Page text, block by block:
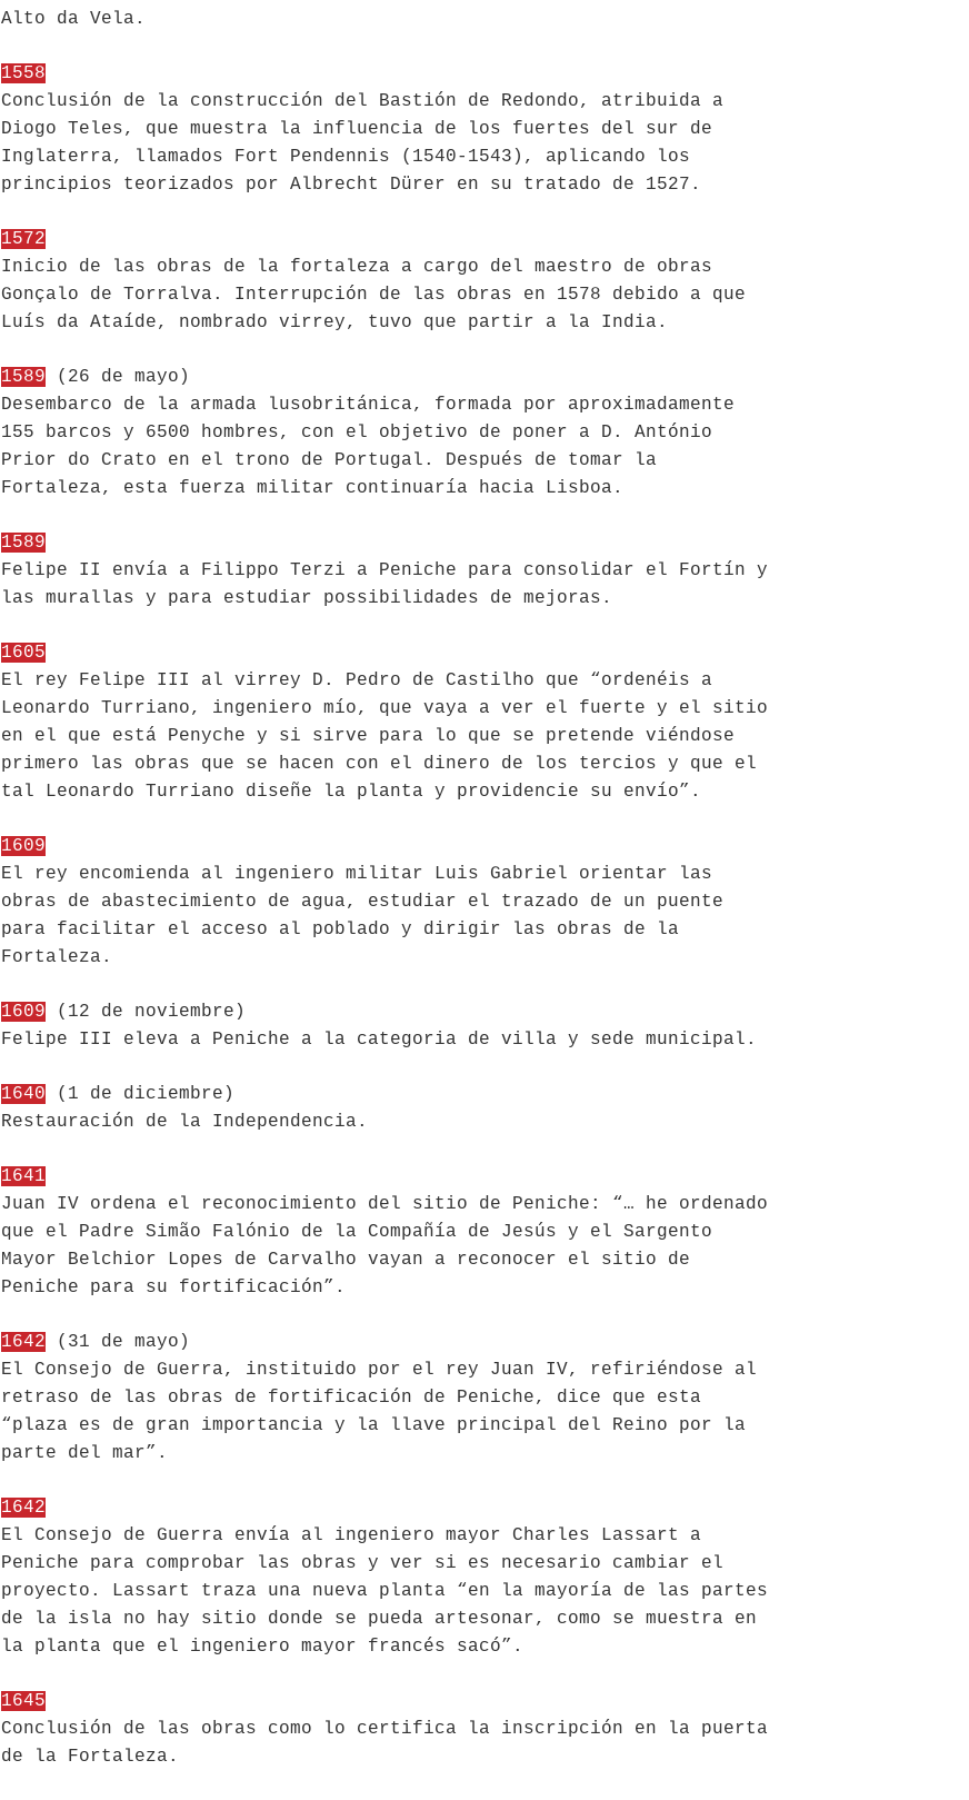
Alto da Vela.
1558
Conclusión de la construcción del Bastión de Redondo, atribuida a
Diogo Teles, que muestra la influencia de los fuertes del sur de
Inglaterra, llamados Fort Pendennis (1540-1543), aplicando los
principios teorizados por Albrecht Dürer en su tratado de 1527.
1572
Inicio de las obras de la fortaleza a cargo del maestro de obras
Gonçalo de Torralva. Interrupción de las obras en 1578 debido a que
Luís da Ataíde, nombrado virrey, tuvo que partir a la India.
1589 (26 de mayo)
Desembarco de la armada lusobritánica, formada por aproximadamente
155 barcos y 6500 hombres, con el objetivo de poner a D. António
Prior do Crato en el trono de Portugal. Después de tomar la
Fortaleza, esta fuerza militar continuaría hacia Lisboa.
1589
Felipe II envía a Filippo Terzi a Peniche para consolidar el Fortín y
las murallas y para estudiar possibilidades de mejoras.
1605
El rey Felipe III al virrey D. Pedro de Castilho que “ordenéis a
Leonardo Turriano, ingeniero mío, que vaya a ver el fuerte y el sitio
en el que está Penyche y si sirve para lo que se pretende viéndose
primero las obras que se hacen con el dinero de los tercios y que el
tal Leonardo Turriano diseñe la planta y providencie su envío”.
1609
El rey encomienda al ingeniero militar Luis Gabriel orientar las
obras de abastecimiento de agua, estudiar el trazado de un puente
para facilitar el acceso al poblado y dirigir las obras de la
Fortaleza.
1609 (12 de noviembre)
Felipe III eleva a Peniche a la categoria de villa y sede municipal.
1640 (1 de diciembre)
Restauración de la Independencia.
1641
Juan IV ordena el reconocimiento del sitio de Peniche: “… he ordenado
que el Padre Simão Falónio de la Compañía de Jesús y el Sargento
Mayor Belchior Lopes de Carvalho vayan a reconocer el sitio de
Peniche para su fortificación”.
1642 (31 de mayo)
El Consejo de Guerra, instituido por el rey Juan IV, refiriéndose al
retraso de las obras de fortificación de Peniche, dice que esta
“plaza es de gran importancia y la llave principal del Reino por la
parte del mar”.
1642
El Consejo de Guerra envía al ingeniero mayor Charles Lassart a
Peniche para comprobar las obras y ver si es necesario cambiar el
proyecto. Lassart traza una nueva planta “en la mayoría de las partes
de la isla no hay sitio donde se pueda artesonar, como se muestra en
la planta que el ingeniero mayor francés sacó”.
1645
Conclusión de las obras como lo certifica la inscripción en la puerta
de la Fortaleza.